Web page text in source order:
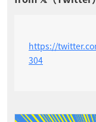
https://
304